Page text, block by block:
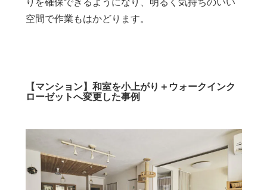
空間で作業もはかどります。
【マンション】和室を小上がり＋ウォークインク
ローゼットへ変更した事例